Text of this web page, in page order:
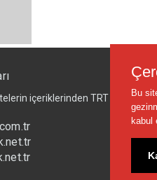
içeriklerinden TRT sorumlu
Bu
kabul